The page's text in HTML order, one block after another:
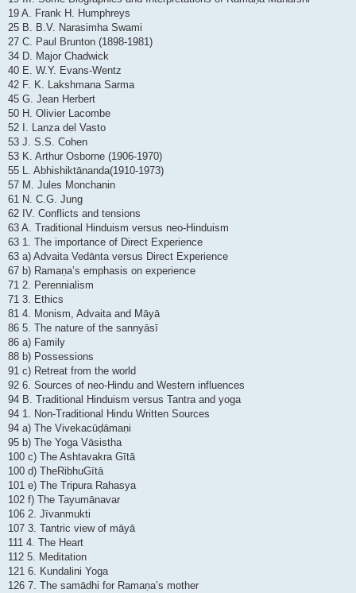
19 A. Frank H. Humphreys
25 B. B.V. Narasimha Swami
27 C. Paul Brunton (1898-1981)
34 D. Major Chadwick
40 E. W.Y. Evans-Wentz
42 F. K. Lakshmana Sarma
45 G. Jean Herbert
50 H. Olivier Lacombe
52 I. Lanza del Vasto
53 J. S.S. Cohen
53 K. Arthur Osborne (1906-1970)
55 L. Abhishiktānanda(1910-1973)
57 M. Jules Monchanin
61 N. C.G. Jung
62 IV. Conflicts and tensions
63 A. Traditional Hinduism versus neo-Hinduism
63 1. The importance of Direct Experience
63 a) Advaita Vedānta versus Direct Experience
67 b) Ramaṇa’s emphasis on experience
71 2. Perennialism
71 3. Ethics
81 4. Monism, Advaita and Māyā
86 5. The nature of the sannyāsī
86 a) Family
88 b) Possessions
91 c) Retreat from the world
92 6. Sources of neo-Hindu and Western influences
94 B. Traditional Hinduism versus Tantra and yoga
94 1. Non-Traditional Hindu Written Sources
94 a) The Vivekacūḍāmaṇi
95 b) The Yoga Vāsistha
100 c) The Ashtavakra Gītā
100 d) TheRibhuGītā
101 e) The Tripura Rahasya
102 f) The Tayumānavar
106 2. Jīvanmukti
107 3. Tantric view of māyā
111 4. The Heart
112 5. Meditation
121 6. Kundalini Yoga
126 7. The samādhi for Ramaṇa’s mother